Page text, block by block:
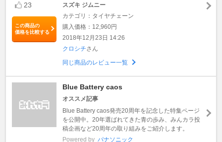
23
この商品の
価格を比較する
スズキ ジムニー
カテゴリ：タイヤチェーン
購入価格：12,960円
2018年12月23日 14:26
クロシチさん
同じ商品のレビュー一覧
Blue Battery caos
オススメ記事
Blue Battery caos発売20周年を記念した特集ページ
を公開中。20年選ばれてきた青の歩み、みんカラ投
稿企画など20周年の取り組みをご紹介します。
Powered by パナソニック